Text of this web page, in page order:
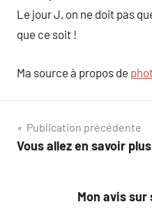
Le jour J, on ne doit pas
que ce soit !
Ma source à propos de
Navigation
de
Publication précédente
Vous allez en savoir
Mon avis